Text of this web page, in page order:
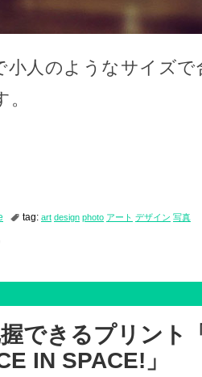
小人のようなサイズで
tag: art design photo アート デザイン 写真
できるプリント
IN SPACE!」